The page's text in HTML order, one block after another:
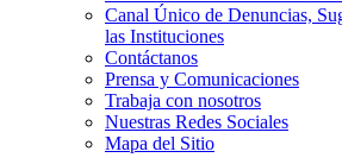
Canal Único de Denuncias,
las Instituciones
Contáctanos
Prensa y Comunicaciones
Trabaja con nosotros
Nuestras Redes Sociales
Mapa del Sitio